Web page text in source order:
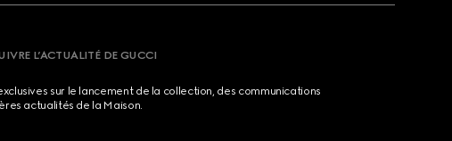
L’ACTUALITÉ DE GUCCI
sur le lancement de la collection, des communications
actualités de la Maison.